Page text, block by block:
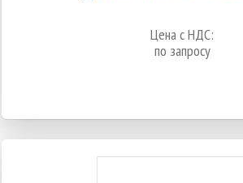
Цена с НДС:
по запросу